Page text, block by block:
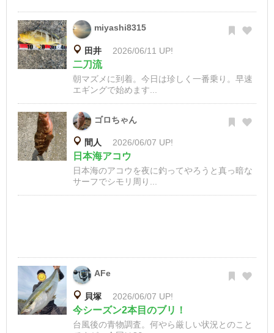
miyashi8315
田井 2026/06/11 UP!
二刀流
朝マズメに到着。今日は珍しく一番乗り。早速
エギングで始めます...
ゴロちゃん
間人 2026/06/07 UP!
日本海アコウ
日本海のアコウを夜に釣ってやろうと真っ暗な
サーフでシモリ周り...
AFe
貝塚 2026/06/07 UP!
今シーズン2本目のブリ！
台風後の青物調査。何やら厳しい状況とのこと